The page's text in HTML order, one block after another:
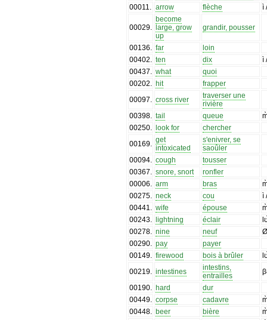
00011. arrow flèche ì
00029.
become
large, grow
up
grandir, pousser
00136. far
loin
00402. ten dix
ì
00437. what
quoi
00202. hit
frapper
00097. cross river
traverser une
rivière
00398. tail queue
00250. look for
chercher
00169. get
intoxicated
s'enivrer, se
saoûler
00094. cough
tousser
00367. snore, snort
ronfler
00006. arm bras
00275. neck cou
ì
00441. wife épouse
00243. lightning éclair
00278. nine neuf
00290. pay
payer
00149. firewood bois à brûler
00219. intestines
intestins,
entrailles
00190. hard
dur
00449. corpse cadavre
00448. beer bière